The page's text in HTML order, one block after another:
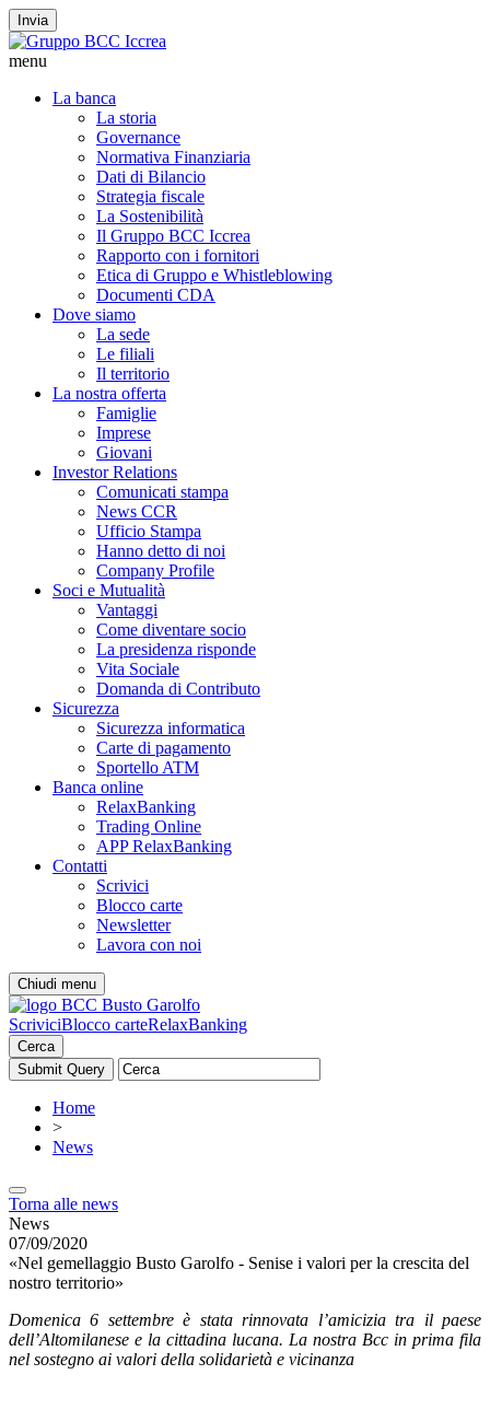
Invia
menu
La banca
La storia
Governance
Normativa Finanziaria
Dati di Bilancio
Strategia fiscale
La Sostenibilità
Il Gruppo BCC Iccrea
Rapporto con i fornitori
Etica di Gruppo e Whistleblowing
Documenti CDA
Dove siamo
La sede
Le filiali
Il territorio
La nostra offerta
Famiglie
Imprese
Giovani
Investor Relations
Comunicati stampa
News CCR
Ufficio Stampa
Hanno detto di noi
Company Profile
Soci e Mutualità
Vantaggi
Come diventare socio
La presidenza risponde
Vita Sociale
Domanda di Contributo
Sicurezza
Sicurezza informatica
Carte di pagamento
Sportello ATM
Banca online
RelaxBanking
Trading Online
APP RelaxBanking
Contatti
Scrivici
Blocco carte
Newsletter
Lavora con noi
Chiudi menu
ScriviciBlocco carteRelaxBanking
Cerca
Home
>
News
Torna alle news
News
07/09/2020
«Nel gemellaggio Busto Garolfo - Senise i valori per la crescita del
nostro territorio»
Domenica 6 settembre è stata rinnovata l’amicizia tra il paese
dell’Altomilanese e la cittadina lucana. La nostra Bcc in prima fila
nel sostegno ai valori della solidarietà e vicinanza